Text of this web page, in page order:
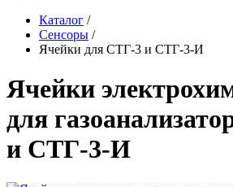
Каталог /
Сенсоры /
Ячейки для СТГ-3 и СТГ-3-И
Ячейки
для
и СТГ-3-И